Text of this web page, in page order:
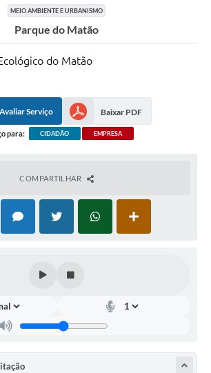
Frequentes
no Licenciamento de Empresas
de Informática
Básico
MEIO AMBIENTE E URBANISMO
Parque do Matão
do Matão
Avaliar Serviço Baixar PDF
para: CIDADÃO EMPRESA
COMPARTILHAR